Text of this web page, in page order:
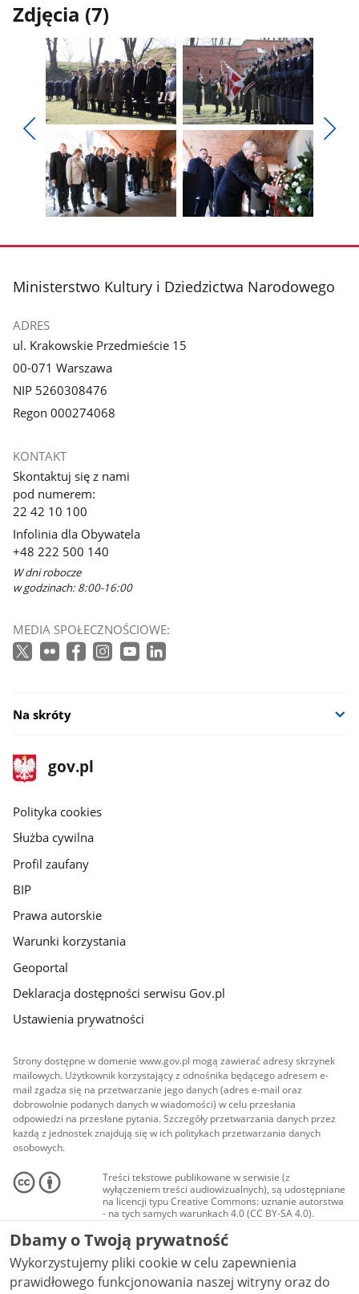
Zdjęcia (7)
Pokaż
poprzednie
zdjęcia
zdjęcie
1
z
galerii.
Pokaż
zdjęcie
2
z
galerii.
zdjęcie
galerii.
zdjęcie
z
galerii.
stopka
Ministerstwo Kultury i Dziedzictwa Narodowego
ADRES
ul. Krakowskie Przedmieście 15
00-071 Warszawa
NIP 5260308476
Regon 000274068
KONTAKT
Skontaktuj się z nami
pod numerem:
22 42 10 100
Infolinia dla Obywatela
+48 222 500 140
W dni robocze
w godzinach: 8:00-16:00
MEDIA SPOŁECZNOŚCIOWE:
Na skróty
stopka
gov.pl
Strona
gov.pl
gov.pl
Polityka cookies
Służba cywilna
Profil zaufany
BIP
Prawa autorskie
Warunki korzystania
Geoportal
Deklaracja dostępności serwisu Gov.pl
Ustawienia prywatności
Strony dostępne w domenie www.gov.pl mogą zawierać adresy skrzynek
mailowych. Użytkownik korzystający z odnośnika będącego adresem e-
mail zgadza się na przetwarzanie jego danych (adres e-mail oraz
dobrowolnie podanych danych w wiadomości) w celu przesłania
odpowiedzi na przesłane pytania. Szczegóły przetwarzania danych przez
każdą z jednostek znajdują się w ich politykach przetwarzania danych
osobowych.
Treści tekstowe publikowane w serwisie (z
wyłączeniem treści audiowizualnych), są udostępniane
na licencji typu Creative Commons: uznanie autorstwa
- na tych samych warunkach 4.0 (CC BY-SA 4.0).
Materiały audiowizualne, w tym zdjęcia, materiały
audio i wideo, są udostępniane na licencji typu
Creative Commons: uznanie autorstwa użycie
niekomercyjne - bez utworów zależnych 4.0 (CC BY-
NC-ND 4.0), o ile nie jest to stwierdzone inaczej.
Dbamy o Twoją prywatność
Wykorzystujemy pliki cookie w celu zapewnienia
prawidłowego funkcjonowania naszej witryny oraz do